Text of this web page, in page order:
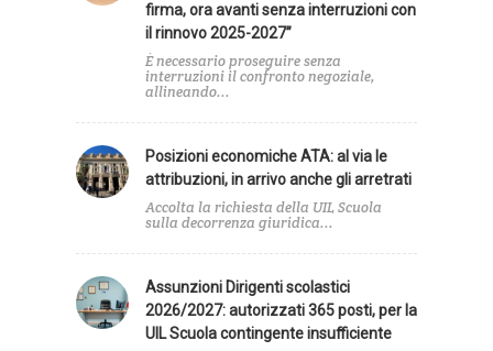
firma, ora avanti senza interruzioni con
il rinnovo 2025-2027”
È necessario proseguire senza
interruzioni il confronto negoziale,
allineando...
Posizioni economiche ATA: al via le
attribuzioni, in arrivo anche gli arretrati
Accolta la richiesta della UIL Scuola
sulla decorrenza giuridica...
Assunzioni Dirigenti scolastici
2026/2027: autorizzati 365 posti, per la
UIL Scuola contingente insufficiente